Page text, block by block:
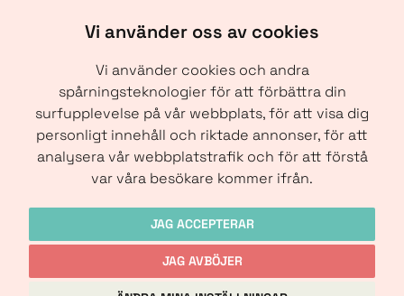
Vi använder oss av cookies
Vi använder cookies och andra
spårningsteknologier för att förbättra din
surfupplevelse på vår webbplats, för att visa dig
personligt innehåll och riktade annonser, för att
analysera vår webbplatstrafik och för att förstå
var våra besökare kommer ifrån.
JAG ACCEPTERAR
JAG AVBÖJER
SKICKA